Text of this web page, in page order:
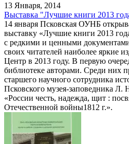
13 Января, 2014
Выставка "Лучшие книги 2013
14 января Псковская ОУНБ
выставку «Лучшие книги 2013
с редкими и ценными
своих читателей наиболее яркие
Центр в 2013 году. В первую
библиотеке авторами. Среди них
старшего научного сотрудника
Псковского музея-заповедника Л.
«России честь, надежда, щит :
Отечественной войны1812 г.».